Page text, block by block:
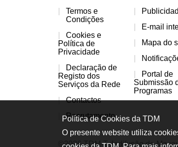
Termos e
Condições
Cookies e
Política de
Privacidade
Declaração de
Registo dos
Serviços da Rede
Contactos
Recrutamento
E-mail
Mapa do
Portal de
Submissão
Programas
©2026 TDM-Teledifusão de
Política de Cookies da TDM
O presente website utiliza